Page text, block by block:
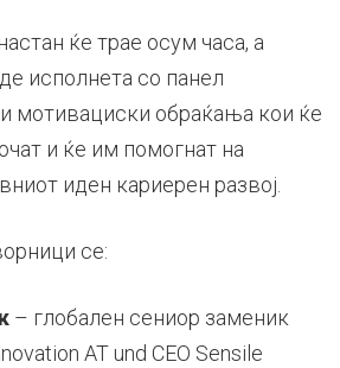
ќе трае осум часа, а
исполнета со панел
мотивациски обраќања кои ќе
и ќе им помогнат на
иден кариерен развој.
се:
– глобален сениор заменик
AT und CEO Sensile